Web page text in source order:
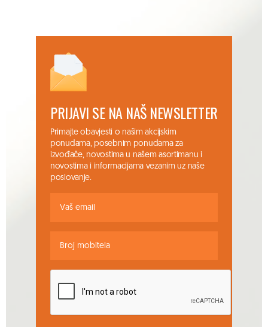
PRIJAVI SE NA NAŠ NEWSLETTER
Primajte obavjesti o našim akcijskim
ponudama, posebnim ponudama za
izvođače, novostima u našem asortimanu i
novostima i informacijama vezanim uz naše
poslovanje.